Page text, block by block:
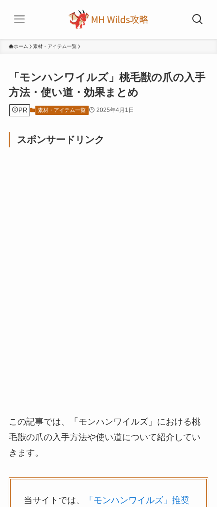
ホーム 素材・アイテム一覧
「モンハンワイルズ」桃毛獣の爪の入手
方法・使い道・効果まとめ
PR 素材・アイテム一覧 2025年4月1日
スポンサードリンク
この記事では、「モンハンワイルズ」における桃
毛獣の爪の入手方法や使い道について紹介してい
きます。
当サイトでは、
「モンハンワイルズ」推奨